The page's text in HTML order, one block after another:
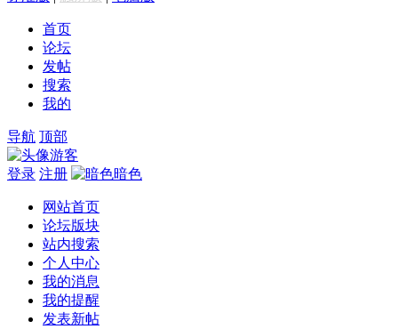
首页
论坛
发帖
搜索
我的
导航 顶部
游客
登录 注册 暗色
网站首页
论坛版块
站内搜索
个人中心
我的消息
我的提醒
发表新帖